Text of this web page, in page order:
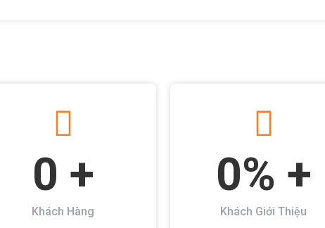
0 +
Khách Hàng
0% +
Khách Giới Thiệu